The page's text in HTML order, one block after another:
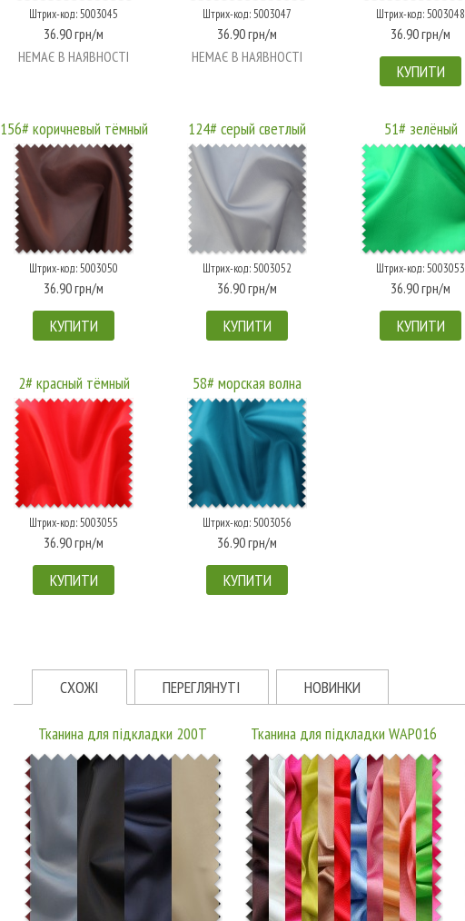
Штрих-код: 5003045
36.90 грн/м
НЕМАЄ В НАЯВНОСТІ
Штрих-код: 5003047
36.90 грн/м
НЕМАЄ В НАЯВНОСТІ
Штрих-код: 5003048
36.90 грн/м
КУПИТИ
156# коричневый тёмный
Штрих-код: 5003050
36.90 грн/м
КУПИТИ
124# серый светлый
Штрих-код: 5003052
36.90 грн/м
КУПИТИ
51# зелёный
Штрих-код: 5003053
36.90 грн/м
КУПИТИ
2# красный тёмный
Штрих-код: 5003055
36.90 грн/м
КУПИТИ
58# морская волна
Штрих-код: 5003056
36.90 грн/м
КУПИТИ
СХОЖІ ПЕРЕГЛЯНУТІ НОВИНКИ
Тканина для підкладки 200T Тканина для підкладки WAP016